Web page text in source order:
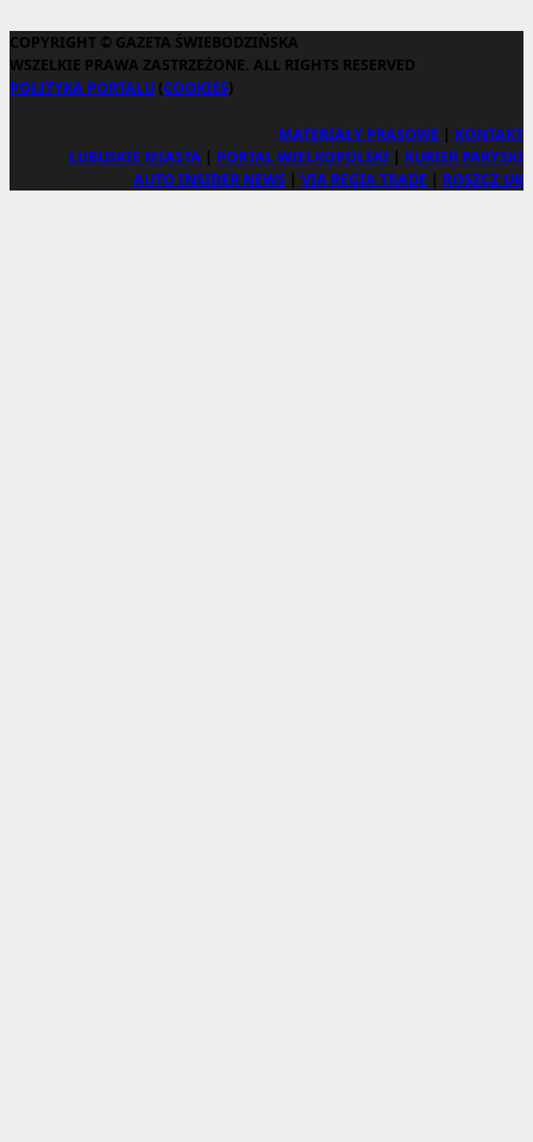
COPYRIGHT © GAZETA ŚWIEBODZIŃSKA
WSZELKIE PRAWA ZASTRZEŻONE. ALL RIGHTS RESERVED
POLITYKA PORTALU (COOKIES)
MATERIAŁY PRASOWE | KONTAKT
LUBUSKIE MIASTA | PORTAL WIELKOPOLSKI | KURIER PARYSKI
AUTO INSIDER NEWS | VIA REGIA TRADE | ROSZCZ.UK